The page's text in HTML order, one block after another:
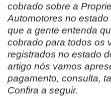
cobrado sobre a
Automotores no
que a gente entenda
cobrado para todos os
registrados no estado
artigo nós vamos
pagamento, consulta,
Confira a seguir.